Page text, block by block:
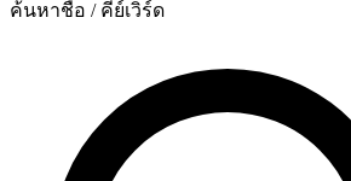
ค้นหาชื่อ / คีย์เวิร์ด